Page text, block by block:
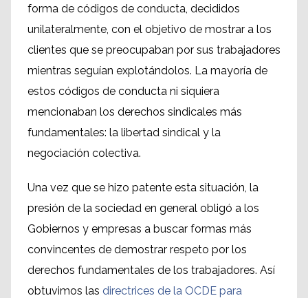
forma de códigos de conducta, decididos
unilateralmente, con el objetivo de mostrar a los
clientes que se preocupaban por sus trabajadores
mientras seguían explotándolos. La mayoría de
estos códigos de conducta ni siquiera
mencionaban los derechos sindicales más
fundamentales: la libertad sindical y la
negociación colectiva.
Una vez que se hizo patente esta situación, la
presión de la sociedad en general obligó a los
Gobiernos y empresas a buscar formas más
convincentes de demostrar respeto por los
derechos fundamentales de los trabajadores. Así
obtuvimos las directrices de la OCDE para